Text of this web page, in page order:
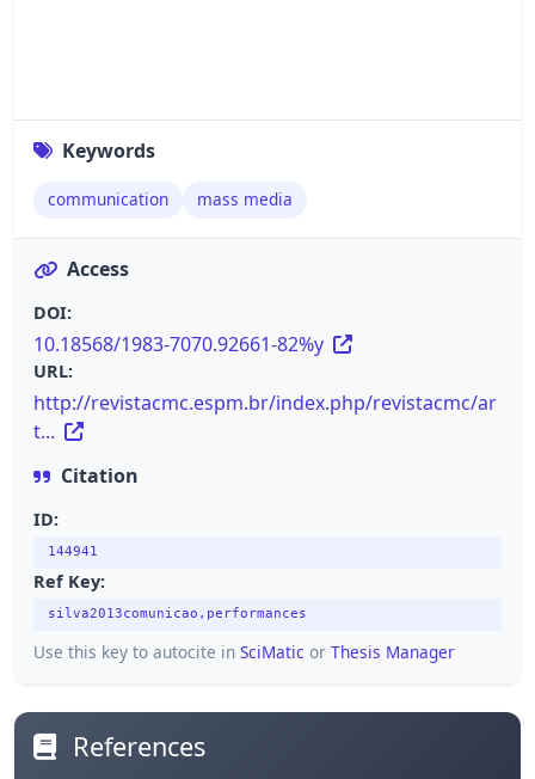
Keywords
communication mass media
Access
DOI:
10.18568/1983-7070.92661-82%y
URL:
http://revistacmc.espm.br/index.php/revistacmc/ar
t...
Citation
ID:
144941
Ref Key:
silva2013comunicao,performances
Use this key to autocite in SciMatic or Thesis Manager
References